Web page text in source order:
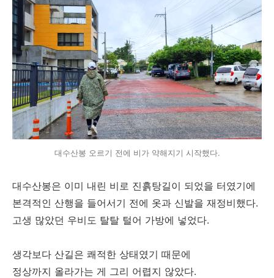
대수산봉 오르기 전에 비가 약해지기 시작했다.
대수산봉은 이미 내린 비로 진흙탕길이 되었을 터였기에
본격적인 산행을 들어서기 전에 옷과 신발을 재정비했다.
고생 많았던 우비도 탈탈 털어 가방에 넣었다.
생각보다 산길은 쾌적한 상태였기 때문에
정상까지 올라가는 게 그리 어렵지 않았다.